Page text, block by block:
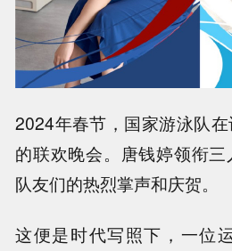
2024年春节，国家游泳队
的联欢晚会。唐钱婷领衔
队友们的热烈掌声和庆贺。
这便是时代写照下，一位